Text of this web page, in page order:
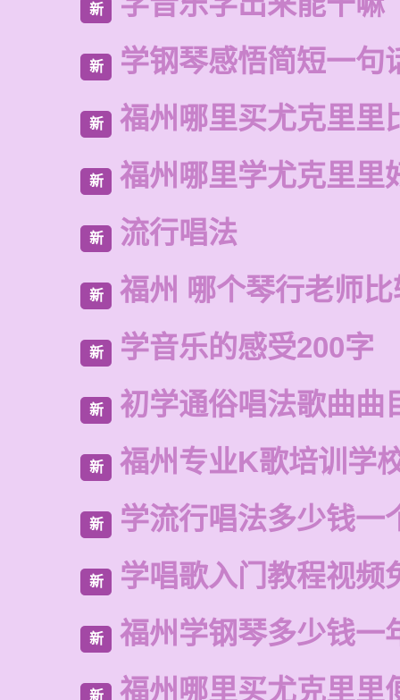
新
新 学钢琴感悟简短一句
新 福州哪里买尤克里里
新 福州哪里学尤克里里
新 流行唱法
新 福州 哪个琴行老师
新 学音乐的感受200字
新 初学通俗唱法歌曲曲
新 福州专业K歌培训学
新 学流行唱法多少钱一
新 学唱歌入门教程视频
新 福州学钢琴多少钱一
新 福州哪里买尤克里里